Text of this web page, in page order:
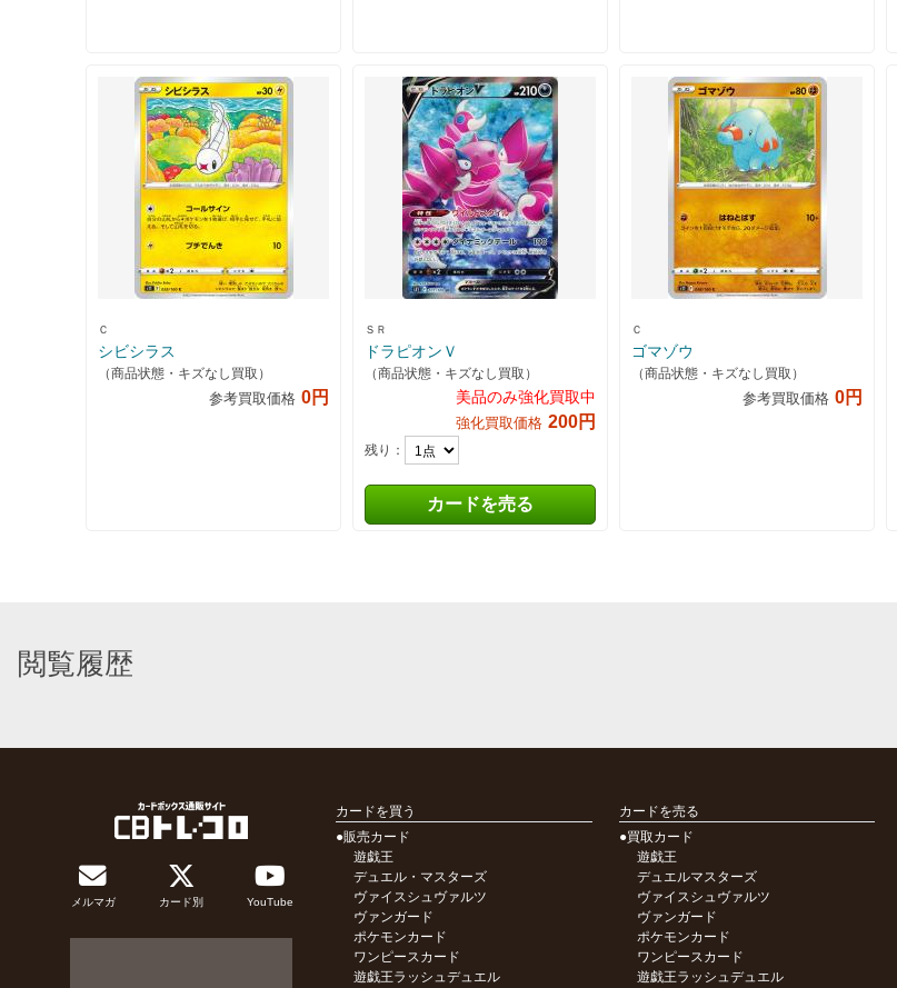
Ｃ
シビシラス
（商品状態・キズなし買取）
参考買取価格 0円
ＳＲ
ドラピオンＶ
（商品状態・キズなし買取）
美品のみ強化買取中
強化買取価格 200円
残り：
カードを売る
Ｃ
ゴマゾウ
（商品状態・キズなし買取）
参考買取価格 0円
閲覧履歴
メルマガ カード別 YouTube
カードを買う
●販売カード
遊戯王
デュエル・マスターズ
ヴァイスシュヴァルツ
ヴァンガード
ポケモンカード
ワンピースカード
遊戯王ラッシュデュエル
カードを売る
●買取カード
遊戯王
デュエルマスターズ
ヴァイスシュヴァルツ
ヴァンガード
ポケモンカード
ワンピースカード
遊戯王ラッシュデュエル